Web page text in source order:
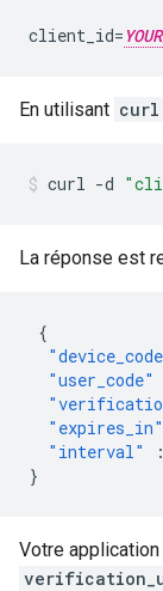
client_id=
En utilisant curl
curl -d
La réponse est
{
"user_code"
"expires_in"
"interval"
:
}
Votre